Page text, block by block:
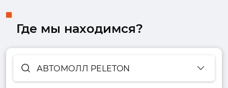
Где мы находимся?
АВТОМОЛЛ PELETON